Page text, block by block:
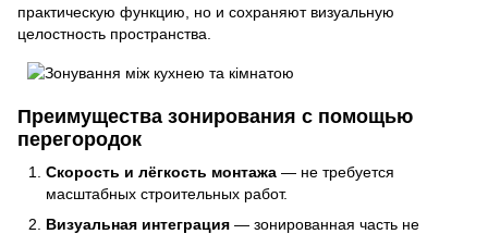
практическую функцию, но и сохраняют визуальную
целостность пространства.
Преимущества зонирования с помощью
перегородок
Скорость и лёгкость монтажа — не требуется
масштабных строительных работ.
Визуальная интеграция — зонированная часть не